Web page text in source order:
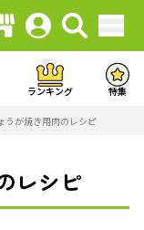
ランキング 特集
うが焼き用肉のレシピ
レシピ